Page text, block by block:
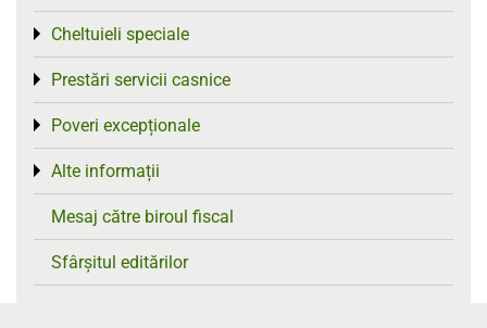
Cheltuieli speciale
Toggle menu
Prestări servicii casnice
Toggle menu
Poveri excepționale
Toggle menu
Alte informații
Toggle menu
Mesaj către biroul fiscal
Sfârșitul editărilor